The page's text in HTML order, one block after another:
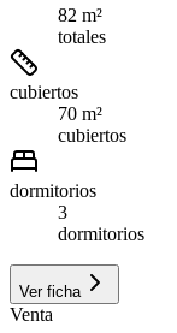
82 m²
totales
cubiertos
70 m²
cubiertos
dormitorios
3
dormitorios
Ver ficha
Venta